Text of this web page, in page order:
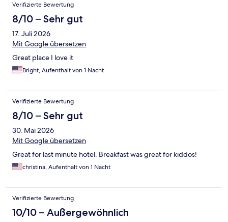
Verifizierte Bewertung
8/10 – Sehr gut
17. Juli 2026
Mit Google übersetzen
Great place I love it
Bright, Aufenthalt von 1 Nacht
Verifizierte Bewertung
8/10 – Sehr gut
30. Mai 2026
Mit Google übersetzen
Great for last minute hotel. Breakfast was great for kiddos!
christina, Aufenthalt von 1 Nacht
Verifizierte Bewertung
10/10 – Außergewöhnlich